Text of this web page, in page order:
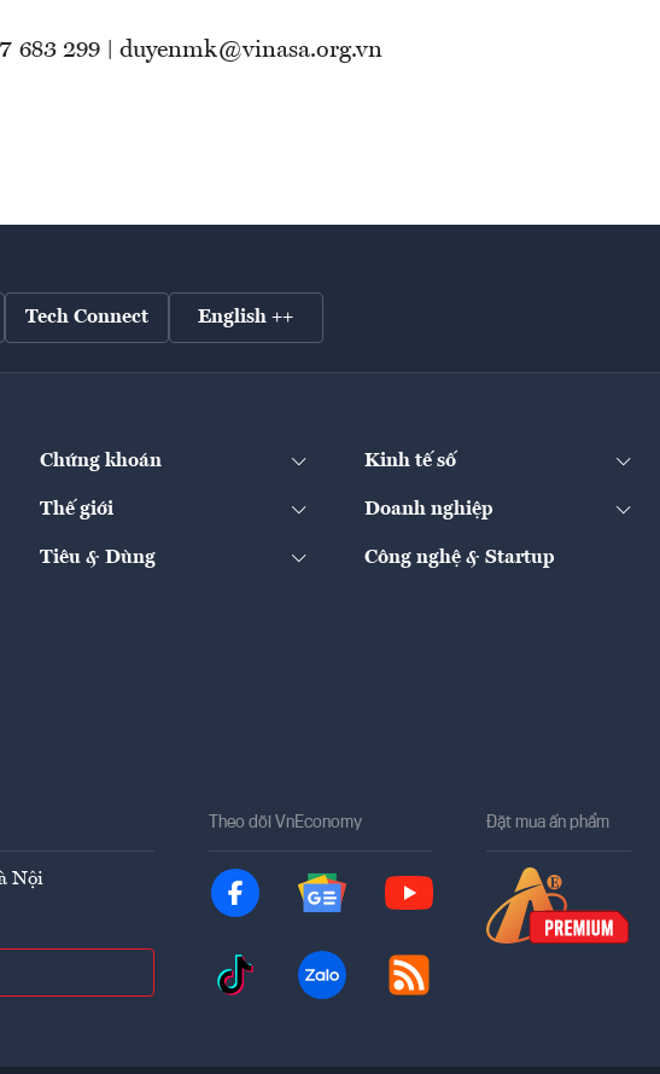
683 299 | duyenmk@vinasa.org.vn
Tech Connect English ++
Chứng khoán Kinh tế số
Thế giới Doanh nghiệp
Tiêu & Dùng Công nghệ & Startup
Nội
Theo dõi VnEconomy Đặt mua ấn phẩm